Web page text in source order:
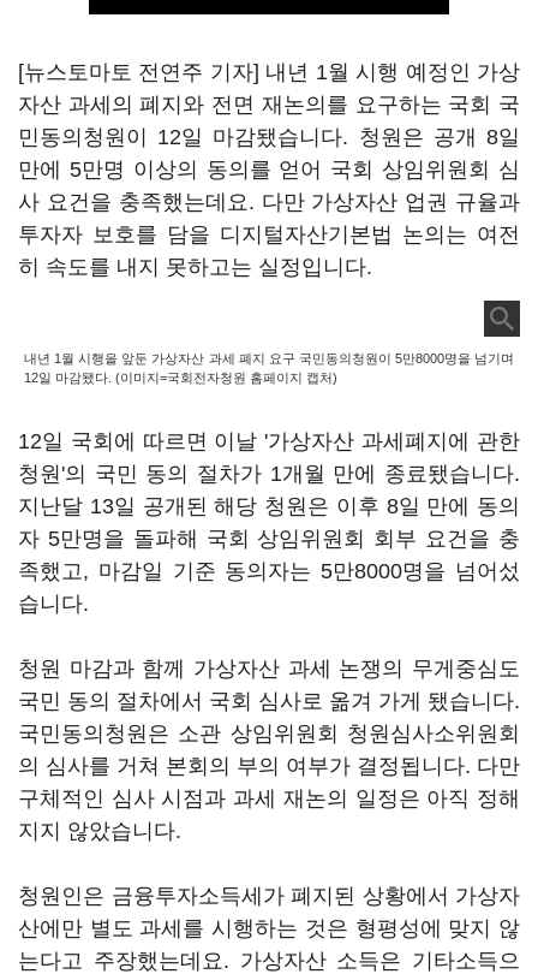
[뉴스토마토 전연주 기자] 내년 1월 시행 예정인 가상
자산 과세의 폐지와 전면 재논의를 요구하는 국회 국
민동의청원이 12일 마감됐습니다. 청원은 공개 8일
만에 5만명 이상의 동의를 얻어 국회 상임위원회 심
사 요건을 충족했는데요. 다만 가상자산 업권 규율과
투자자 보호를 담을 디지털자산기본법 논의는 여전
히 속도를 내지 못하고는 실정입니다.
내년 1월 시행을 앞둔 가상자산 과세 폐지 요구 국민동의청원이 5만8000명을 넘기며
12일 마감됐다. (이미지=국회전자청원 홈페이지 캡처)
12일 국회에 따르면 이날 '가상자산 과세폐지에 관한
청원'의 국민 동의 절차가 1개월 만에 종료됐습니다.
지난달 13일 공개된 해당 청원은 이후 8일 만에 동의
자 5만명을 돌파해 국회 상임위원회 회부 요건을 충
족했고, 마감일 기준 동의자는 5만8000명을 넘어섰
습니다.
청원 마감과 함께 가상자산 과세 논쟁의 무게중심도
국민 동의 절차에서 국회 심사로 옮겨 가게 됐습니다.
국민동의청원은 소관 상임위원회 청원심사소위원회
의 심사를 거쳐 본회의 부의 여부가 결정됩니다. 다만
구체적인 심사 시점과 과세 재논의 일정은 아직 정해
지지 않았습니다.
청원인은 금융투자소득세가 폐지된 상황에서 가상자
산에만 별도 과세를 시행하는 것은 형평성에 맞지 않
는다고 주장했는데요. 가상자산 소득은 기타소득으